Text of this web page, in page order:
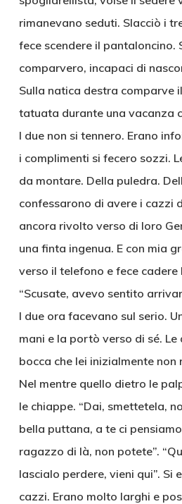
rimanevano seduti. Slacciò i
fece scendere il pantaloncino.
comparvero, incapaci di
Sulla natica destra comparve
tatuata durante una vacanza
I due non si tennero. Erano
i complimenti si fecero sozzi.
da montare. Della puledra.
confessarono di avere i cazzi
ancora rivolto verso di loro
una finta ingenua. E con mia
verso il telefono e fece
“Scusate, avevo sentito
I due ora facevano sul serio.
mani e la portò verso di sé. Le
bocca che lei inizialmente non
Nel mentre quello dietro le
le chiappe. “Dai, smettetela,
bella puttana, a te ci pensiamo
ragazzo di là, non potete”.
lascialo perdere, vieni qui”. Si
cazzi. Erano molto larghi e